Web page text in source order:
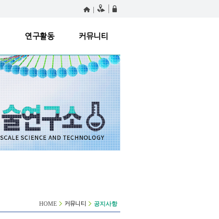
연구활동 커뮤니티
HOME 커뮤니티 공지사항